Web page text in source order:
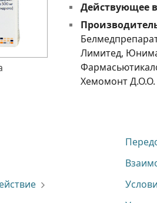
Действующее
Лимитед,
Хемомонт